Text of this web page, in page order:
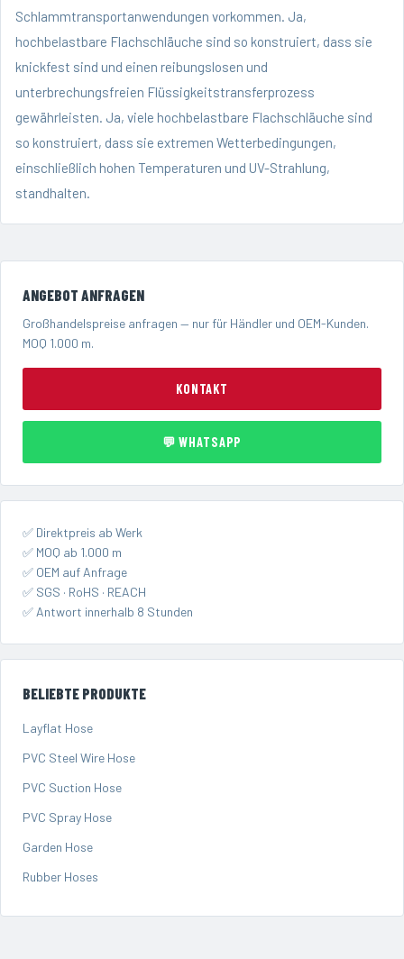
Schlammtransportanwendungen vorkommen. Ja,
hochbelastbare Flachschläuche sind so konstruiert, dass sie
knickfest sind und einen reibungslosen und
unterbrechungsfreien Flüssigkeitstransferprozess
gewährleisten. Ja, viele hochbelastbare Flachschläuche sind
so konstruiert, dass sie extremen Wetterbedingungen,
einschließlich hohen Temperaturen und UV-Strahlung,
standhalten.
ANGEBOT ANFRAGEN
Großhandelspreise anfragen — nur für Händler und OEM-Kunden.
MOQ 1.000 m.
KONTAKT
💬 WHATSAPP
✅ Direktpreis ab Werk
✅ MOQ ab 1.000 m
✅ OEM auf Anfrage
✅ SGS · RoHS · REACH
✅ Antwort innerhalb 8 Stunden
BELIEBTE PRODUKTE
Layflat Hose
PVC Steel Wire Hose
PVC Suction Hose
PVC Spray Hose
Garden Hose
Rubber Hoses